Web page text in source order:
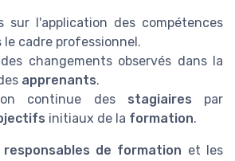
sur l'application des compétences
le cadre professionnel.
des changements observés dans la
apprenants.
continue des stagiaires par
initiaux de la formation.
responsables de formation et les